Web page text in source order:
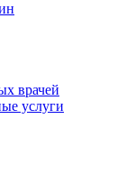
врачей
услуги